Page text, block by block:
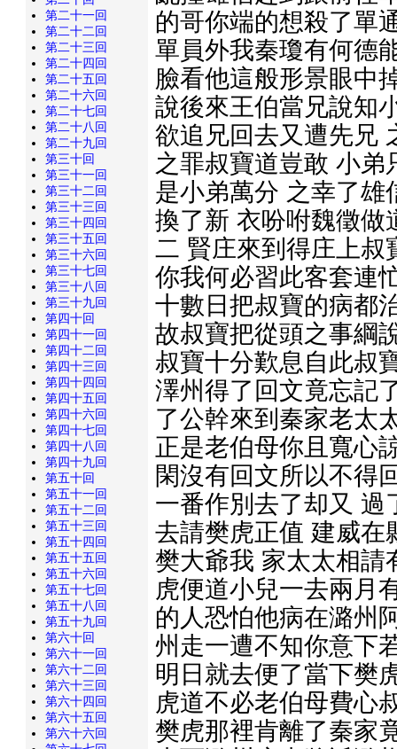
的哥你端的想殺了單
單員外我秦瓊有何德
臉看他這般形景眼中
說後來王伯當兄說知
欲追兄回去又遭先兄
之罪叔寶道豈敢 小
是小弟萬分 之幸了雄
換了新 衣吩咐魏徵做
二 賢庄來到得庄上叔
你我何必習此客套連
十數日把叔寶的病都
故叔寶把從頭之事綱
叔寶十分歎息自此叔
澤州得了回文竟忘記
了公幹來到秦家老太
正是老伯母你且寬心
閑沒有回文所以不得
一番作別去了却又 過
去請樊虎正值 建威在
樊大爺我 家太太相請
虎便道小兒一去兩月
的人恐怕他病在潞州
州走一遭不知你意下
明日就去便了當下樊
虎道不必老伯母費心
樊虎那裡肯離了秦家
第二十一回
第二十二回
第二十三回
第二十四回
第二十五回
第二十六回
第二十七回
第二十八回
第二十九回
第三十回
第三十一回
第三十二回
第三十三回
第三十四回
第三十五回
第三十六回
第三十七回
第三十八回
第三十九回
第四十回
第四十一回
第四十二回
第四十三回
第四十四回
第四十五回
第四十六回
第四十七回
第四十八回
第四十九回
第五十回
第五十一回
第五十二回
第五十三回
第五十四回
第五十五回
第五十六回
第五十七回
第五十八回
第五十九回
第六十回
第六十一回
第六十二回
第六十三回
第六十四回
第六十五回
第六十六回